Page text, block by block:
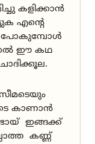
കളിക്കാൻ
എന്റെ
പോകുമ്പോൾ
ഈ കഥ
കാണാൻ
ഇങ്ങക്ക്
കണ്ണ്